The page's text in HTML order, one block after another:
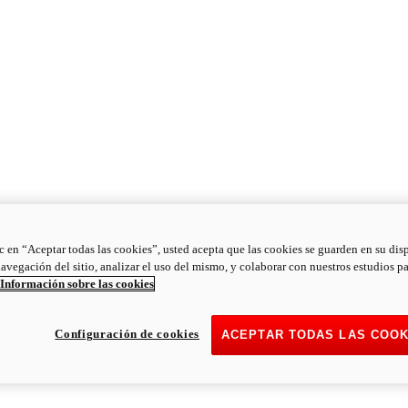
en “Aceptar todas las cookies”, usted acepta que las cookies se guarden en su
del sitio, analizar el uso del mismo, y colaborar con nuestros estudios
Información sobre las cookies
ACEPTAR TODAS LAS
Configuración de cookies